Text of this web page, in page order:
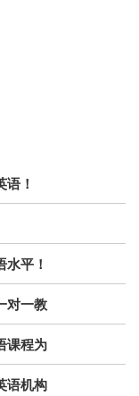
！
平！
对一教
课程为
语机构